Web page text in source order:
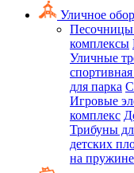
Уличное
комплексы
Уличные
для парка
Игровые
комплекс
Трибуны
детских
на пружине